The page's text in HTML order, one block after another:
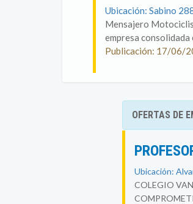
Ubicación: Sabino
Mensajero
empresa
Publicación: 17/06/
OFERTAS DE
Ubicación:
COLEGIO